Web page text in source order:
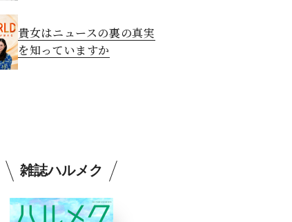
貴女はニュースの裏の真実
を知っていますか
雑誌ハルメク